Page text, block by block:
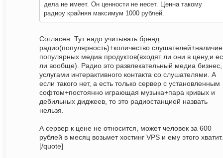
дела не имеет. Он ценности не несет. Ценна такому
радиоу крайняя максимум 1000 рублей.
Согласен. Тут надо учитывать бренд
радио(популярность)+количество слушателей+наличие
популярных медиа продуктов(входят ли они в цену,и
ли вообще). Радио это развлекательный медиа бизнес,
услугами интерактивного контакта со слушателями. А
если такого нет, а есть только сервер с установленным
софтом+постоянно играющая музыка+пара кривых и
дебильных диджеев, то это радиостанцией назвать
нельзя.
А сервер к цене не относится, может человек за 600
рублей в месяц возьмет хостинг VPS и ему этого хватит.
[/quote]